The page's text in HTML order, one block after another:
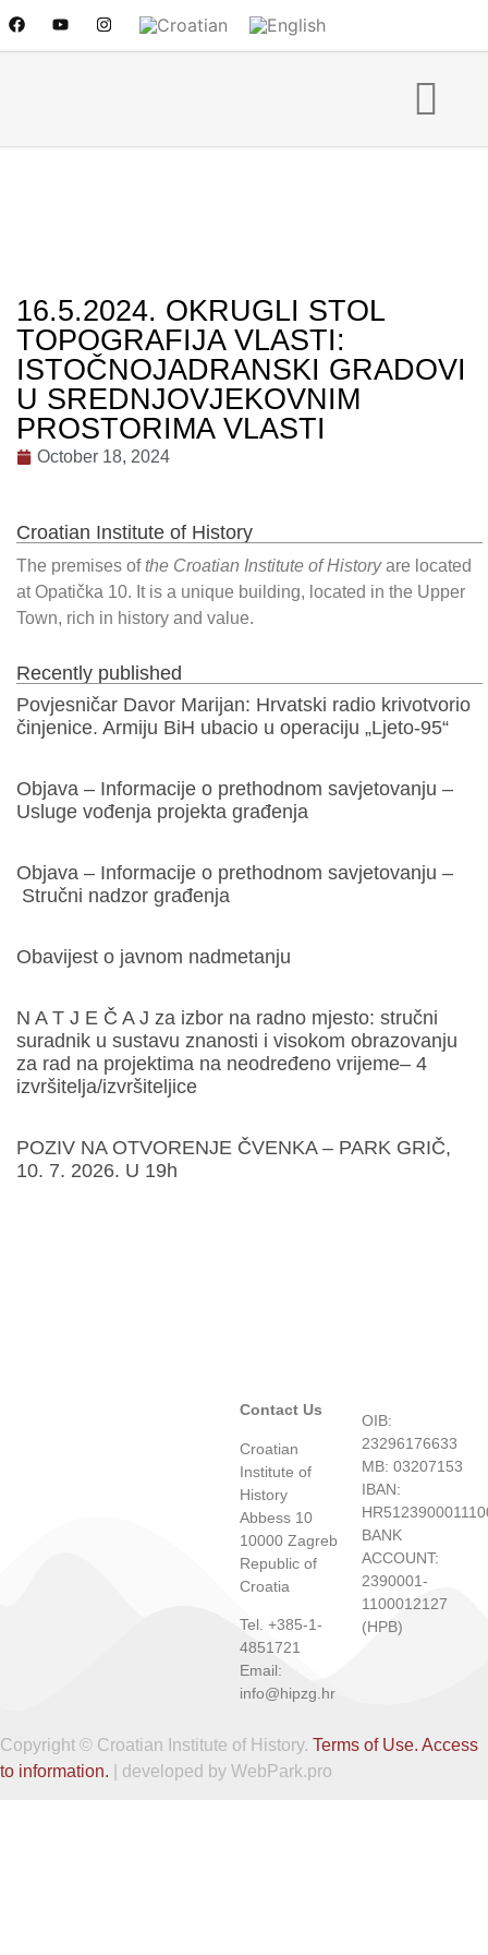
16.5.2024. OKRUGLI STOL
TOPOGRAFIJA VLASTI:
ISTOČNOJADRANSKI GRADOVI
U SREDNJOVJEKOVNIM
PROSTORIMA VLASTI
October 18, 2024
Croatian Institute of History
The premises ofthe Croatian Institute of Historyare located
at Opatička 10. It is a unique building, located in the Upper
Town, rich in history and value.
Recently published
Povjesničar Davor Marijan: Hrvatski radio krivotvorio
činjenice. Armiju BiH ubacio u operaciju „Ljeto-95“
Objava – Informacije o prethodnom savjetovanju –
Usluge vođenja projekta građenja
Objava – Informacije o prethodnom savjetovanju –
Stručni nadzor građenja
Obavijest o javnom nadmetanju
N A T J E Č A J za izbor na radno mjesto: stručni
suradnik u sustavu znanosti i visokom obrazovanju
za rad na projektima na neodređeno vrijeme– 4
izvršitelja/izvršiteljice
POZIV NA OTVORENJE ČVENKA – PARK GRIČ,
10. 7. 2026. U 19h
Contact Us
Croatian
Institute of
History
Abbess 10
10000 Zagreb
Republic of
Croatia
Tel. +385-1-
4851721
Email:
info@hipzg.hr
OIB:
23296176633
MB: 03207153
IBAN:
BANK
ACCOUNT:
2390001-
1100012127
(HPB)
Copyright © Croatian Institute of History. Terms of Use. Access
to information. | developed by WebPark.pro